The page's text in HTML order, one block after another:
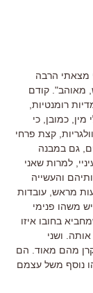
מצאתי הרבה
מאוהב". קודם
רומנטיות,
כמובן, כי
קצת פרחי
גם במבנה
למרות שאני
והעשייה
מראש, עובדות
משהו פנימי
בחובו איזו
ושני
מהם מאוד. הם
נוסף משל עצמם